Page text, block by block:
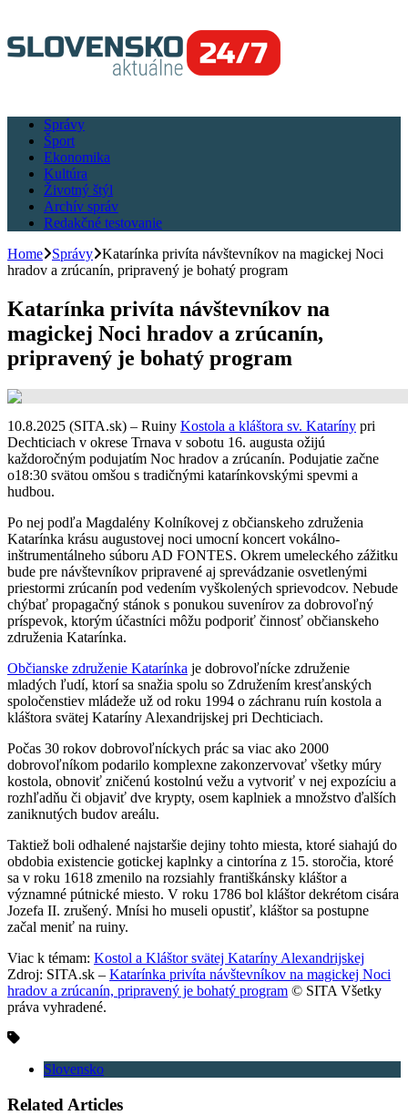
Správy
Šport
Ekonomika
Kultúra
Životný štýl
Archív správ
Redakčné testovanie
Home
Správy Katarínka privíta návštevníkov na magickej Noci
hradov a zrúcanín, pripravený je bohatý program
Katarínka privíta návštevníkov na
magickej Noci hradov a zrúcanín,
pripravený je bohatý program
10.8.2025 (SITA.sk) – Ruiny Kostola a kláštora sv. Kataríny pri
Dechticiach v okrese Trnava v sobotu 16. augusta ožijú
každoročným podujatím Noc hradov a zrúcanín. Podujatie začne
o18:30 svätou omšou s tradičnými katarínkovskými spevmi a
hudbou.
Po nej podľa Magdalény Kolníkovej z občianskeho združenia
Katarínka krásu augustovej noci umocní koncert vokálno-
inštrumentálneho súboru AD FONTES. Okrem umeleckého zážitku
bude pre návštevníkov pripravené aj sprevádzanie osvetlenými
priestormi zrúcanín pod vedením vyškolených sprievodcov. Nebude
chýbať propagačný stánok s ponukou suvenírov za dobrovoľný
príspevok, ktorým účastníci môžu podporiť činnosť občianskeho
združenia Katarínka.
Občianske združenie Katarínka je dobrovoľnícke združenie
mladých ľudí, ktorí sa snažia spolu so Združením kresťanských
spoločenstiev mládeže už od roku 1994 o záchranu ruín kostola a
kláštora svätej Kataríny Alexandrijskej pri Dechticiach.
Počas 30 rokov dobrovoľníckych prác sa viac ako 2000
dobrovoľníkom podarilo komplexne zakonzervovať všetky múry
kostola, obnoviť zničenú kostolnú vežu a vytvoriť v nej expozíciu a
rozhľadňu či objaviť dve krypty, osem kaplniek a množstvo ďalších
zaniknutých budov areálu.
Taktiež boli odhalené najstaršie dejiny tohto miesta, ktoré siahajú do
obdobia existencie gotickej kaplnky a cintorína z 15. storočia, ktoré
sa v roku 1618 zmenilo na rozsiahly františkánsky kláštor a
významné pútnické miesto. V roku 1786 bol kláštor dekrétom cisára
Jozefa II. zrušený. Mnísi ho museli opustiť, kláštor sa postupne
začal meniť na ruiny.
Viac k témam: Kostol a Kláštor svätej Kataríny Alexandrijskej
Zdroj: SITA.sk – Katarínka privíta návštevníkov na magickej Noci
hradov a zrúcanín, pripravený je bohatý program © SITA Všetky
práva vyhradené.
Slovensko
Related Articles